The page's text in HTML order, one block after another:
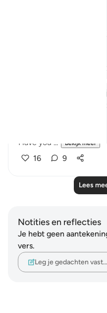
ayah
Ethics: Trustworthiness
Justice and fairness is
It is not just about
about being truthful
whether in business,
Have you ... Bekijk meer
16 9
Lees
Notities en reflecties
Je hebt geen
vers.
Leg je gedachten vast…